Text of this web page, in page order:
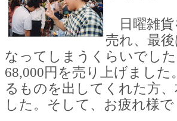
日曜雑貨
売れ、最
なってしまうくらいでし
68,000円を売り上げまし
るものを出してくれた方
した。そして、お疲れ様